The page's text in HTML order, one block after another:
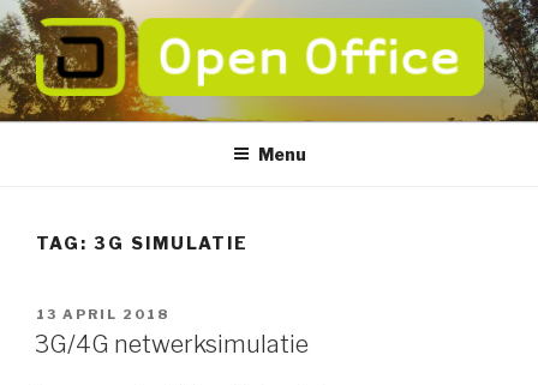
Naar
de
inhoud
springen
OPEN OFFICE
verbeter de betrouwbaarheid van uw ICT
Menu
TAG: 3G SIMULATIE
GEPLAATST
OP
13 APRIL 2018
3G/4G netwerksimulatie